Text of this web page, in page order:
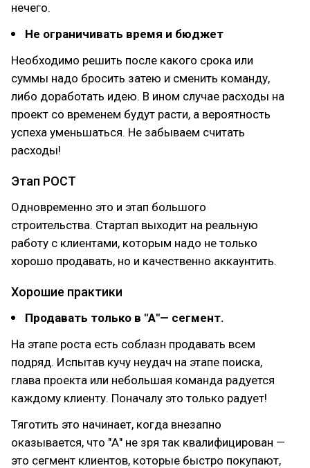
нечего.
Не ограничивать время и бюджет
Необходимо решить после какого срока или
суммы надо бросить затею и сменить команду,
либо доработать идею. В ином случае расходы на
проект со временем будут расти, а вероятность
успеха уменьшаться. Не забываем считать
расходы!
Этап РОСТ
Одновременно это и этап большого
строительства. Стартап выходит на реальную
работу с клиентами, которым надо не только
хорошо продавать, но и качественно аккаунтить.
Хорошие практики
Продавать только в "А"— сегмент.
На этапе роста есть соблазн продавать всем
подряд. Испытав кучу неудач на этапе поиска,
глава проекта или небольшая команда радуется
каждому клиенту. Поначалу это только радует!
Тяготить это начинает, когда внезапно
оказывается, что "А" не зря так квалифицирован —
это сегмент клиентов, которые быстро покупают,